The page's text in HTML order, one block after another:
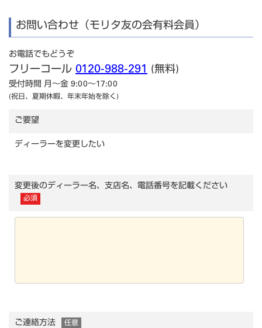
お問い合わせ（モリタ友の会有料会員）
お電話でもどうぞ
フリーコール 0120-988-291 (無料)
受付時間 月～金 9:00～17:00
(祝日、夏期休暇、年末年始を除く)
ご要望
ディーラーを変更したい
変更後のディーラー名、支店名、電話番号を記載ください
必須
ご連絡方法 任意